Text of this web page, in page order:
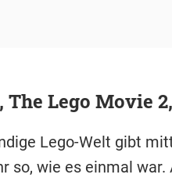
The Lego
Lego-Welt gibt
so, wie es einmal